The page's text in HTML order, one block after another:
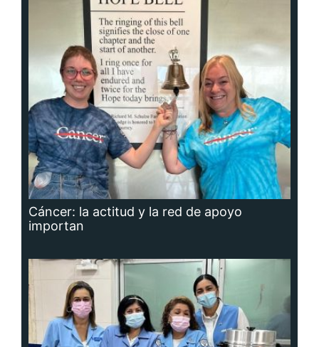
Cáncer: la actitud y la red de apoyo
importan